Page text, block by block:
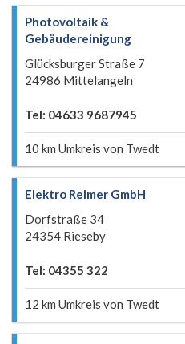
Photovoltaik &
Gebäudereinigung
Glücksburger Straße 7
24986 Mittelangeln
Tel: 04633 9687945
10 km Umkreis von Twedt
Elektro Reimer GmbH
Dorfstraße 34
24354 Rieseby
Tel: 04355 322
12 km Umkreis von Twedt